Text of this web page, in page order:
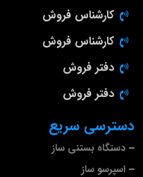
دسترسی سریع
دستگاه بستنی ساز
اسپرسو ساز
کارشناس فروش
کارشناس فروش
دفتر فروش
دفتر فروش